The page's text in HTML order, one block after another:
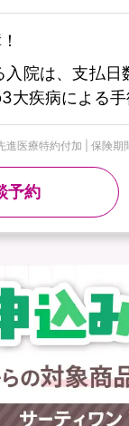
院は、支払
疾病による
医療特約付加 | 保険
予約